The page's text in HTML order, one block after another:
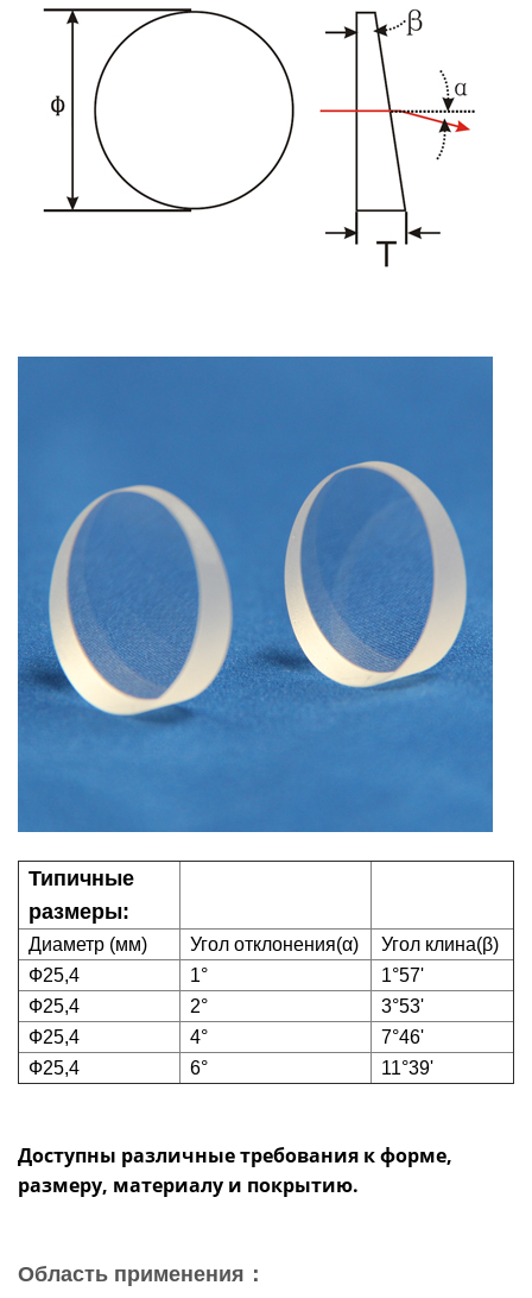
Типичные
размеры:
Диаметр (мм) Угол отклонения(α) Угол клина(β)
Ф25,4
1°
1°57'
Ф25,4
2°
3°53'
Ф25,4
4°
7°46'
Ф25,4
6° 11°39'
Доступны различные требования к форме,
размеру, материалу и покрытию.
Область применения：